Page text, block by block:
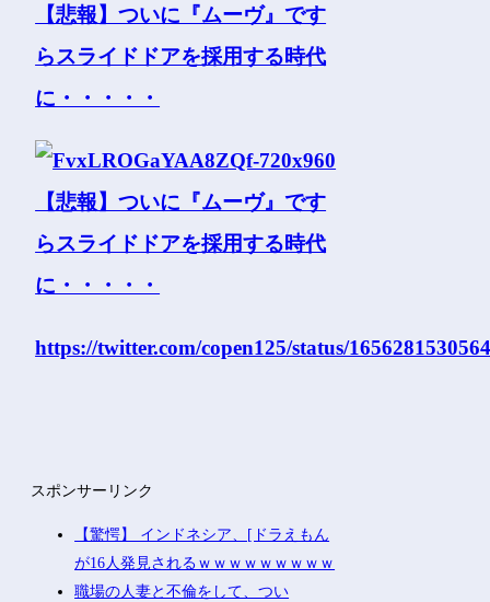
https://twitter.com/copen125/status/
スポンサーリンク
【驚愕】 インドネシア、[ドラえもん
が16人発見されるｗｗｗｗｗｗｗｗｗ
職場の人妻と不倫をして、つい